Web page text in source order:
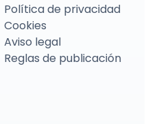
Política de privacidad
Cookies
Aviso legal
Reglas de publicación